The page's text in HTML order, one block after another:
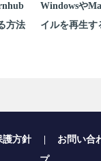
方法
Windowsや
イルを再生す
護方針 お問い合